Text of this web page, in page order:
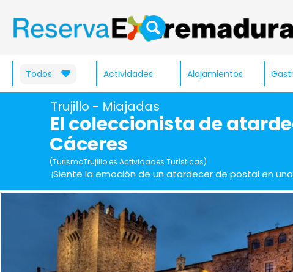
Todos Actividades Alojamientos
Trujillo - Miajadas
El coleccionista de
Cáceres
(TurismoTrujillo.es Actividades Turísticas)
¡Siente la emoción de un atardecer de postal en